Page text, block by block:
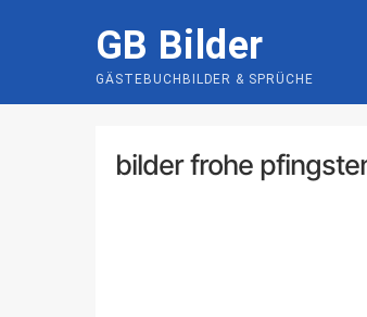
GB Bilder
GÄSTEBUCHBILDER & SPRÜCHE
bilder frohe